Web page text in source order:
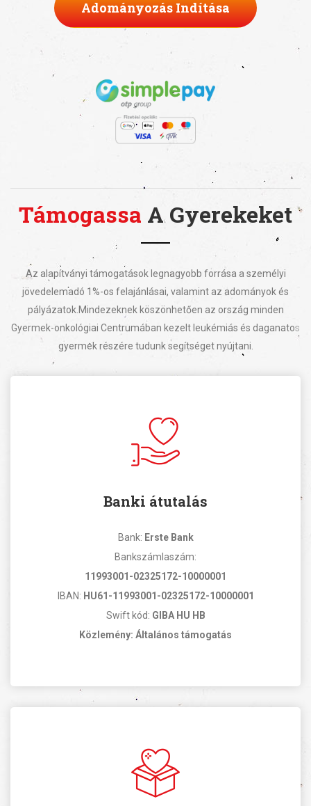
Adományozás Indítása
Támogassa A Gyerekeket
Az alapítványi támogatások legnagyobb forrása a személyi
jövedelemadó 1%-os felajánlásai, valamint az adományok és
pályázatok. Mindezeknek köszönhetően az ország minden
Gyermek-onkológiai Centrumában kezelt leukémiás és daganatos
gyermek részére tudunk segítséget nyújtani.
Banki átutalás
Bank: Erste Bank
Bankszámlaszám:
11993001-02325172-10000001
IBAN: HU61-11993001-02325172-10000001
Swift kód: GIBA HU HB
Közlemény: Általános támogatás